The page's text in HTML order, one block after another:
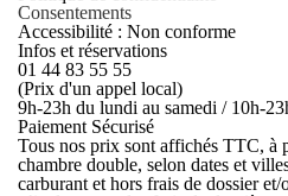
Consentements
Accessibilité : Non conforme
Infos et réservations
01 44 83 55 55
(Prix d'un appel local)
9h-23h du lundi au samedi / 10h-
Paiement Sécurisé
Tous nos prix sont affichés TTC, à
chambre double, selon dates et
carburant et hors frais de dossier